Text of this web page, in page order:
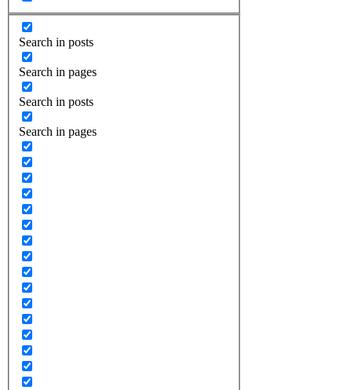
Search in posts
Search in pages
Search in posts
Search in pages